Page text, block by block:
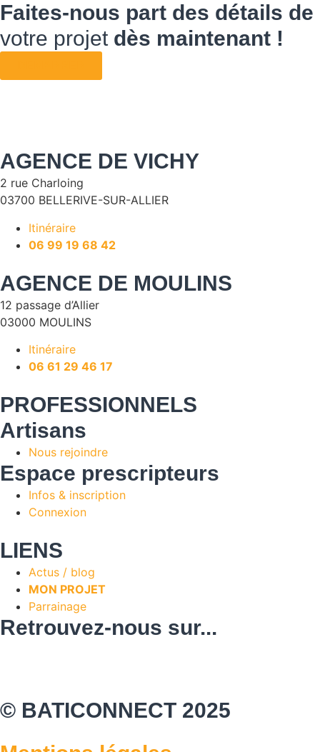
Faites-nous part des détails de
votre projet dès maintenant !
AGENCE DE VICHY
2 rue Charloing
03700 BELLERIVE-SUR-ALLIER
Itinéraire
06 99 19 68 42
AGENCE DE MOULINS
12 passage d’Allier
03000 MOULINS
Itinéraire
06 61 29 46 17
PROFESSIONNELS
Artisans
Nous rejoindre
Espace prescripteurs
Infos & inscription
Connexion
LIENS
Actus / blog
MON PROJET
Parrainage
Retrouvez-nous sur...
© BATICONNECT 2025